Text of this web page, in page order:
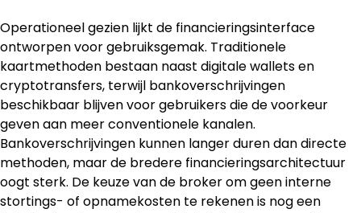
Operationeel gezien lijkt de financieringsinterface
ontworpen voor gebruiksgemak. Traditionele
kaartmethoden bestaan naast digitale wallets en
cryptotransfers, terwijl bankoverschrijvingen
beschikbaar blijven voor gebruikers die de voorkeur
geven aan meer conventionele kanalen.
Bankoverschrijvingen kunnen langer duren dan directe
methoden, maar de bredere financieringsarchitectuur
oogt sterk. De keuze van de broker om geen interne
stortings- of opnamekosten te rekenen is nog een